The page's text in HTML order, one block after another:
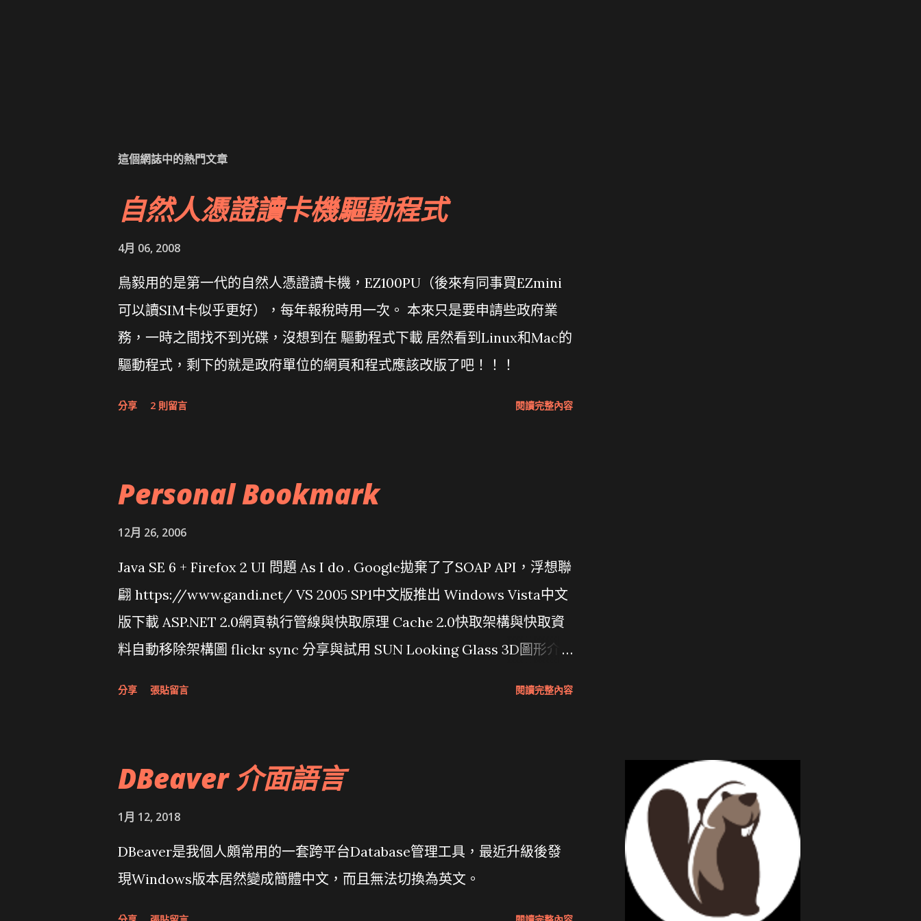
這個網誌中的熱門文章
自然人憑證讀卡機驅動程式
4月 06, 2008
鳥毅用的是第一代的自然人憑證讀卡機，EZ100PU（後來有同事買EZmini
可以讀SIM卡似乎更好），每年報稅時用一次。 本來只是要申請些政府業
務，一時之間找不到光碟，沒想到在 驅動程式下載 居然看到Linux和Mac的
驅動程式，剩下的就是政府單位的網頁和程式應該改版了吧！！！
分享 2 則留言 閱讀完整內容
Personal Bookmark
12月 26, 2006
Java SE 6 + Firefox 2 UI 問題 As I do . Google拋棄了了SOAP API，浮想聯
翩 https://www.gandi.net/ VS 2005 SP1中文版推出 Windows Vista中文
版下載 ASP.NET 2.0網頁執行管線與快取原理 Cache 2.0快取架構與快取資
料自動移除架構圖 flickr sync 分享與試用 SUN Looking Glass 3D圖形介
分享 張貼留言 閱讀完整內容
DBeaver 介面語言
1月 12, 2018
DBeaver是我個人頗常用的一套跨平台Database管理工具，最近升級後發
現Windows版本居然變成簡體中文，而且無法切換為英文。